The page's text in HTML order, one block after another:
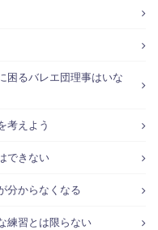
困るバレエ団理事はいな
考えよう
できない
分からなくなる
練習とは限らない